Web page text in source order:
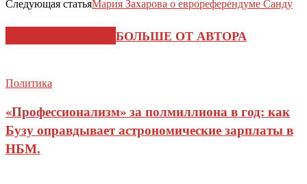
Следующая статьяМария Захарова о еврореферендуме Санду
БОЛЬШЕ ОТ АВТОРА
Политика
«Профессионализм» за полмиллиона в год: как
Бузу оправдывает астрономические зарплаты в
НБМ.